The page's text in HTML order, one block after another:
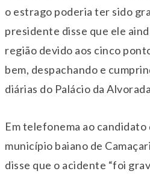
o estrago poderia ter sido
presidente disse que ele
região devido aos cinco
bem, despachando e
diárias do Palácio da
Em telefonema ao
município baiano de
disse que o acidente “foi